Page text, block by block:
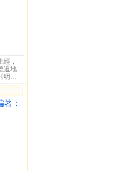
，
還地
...
：